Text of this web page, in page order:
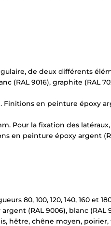
×
de deux différents
(RAL 9016), graphite (RAL
Finitions en peinture époxy
Pour la fixation des
en peinture époxy argent
80, 100, 120, 140, 160 et
(RAL 9006), blanc (RAL
hêtre, chêne moyen, poirier,